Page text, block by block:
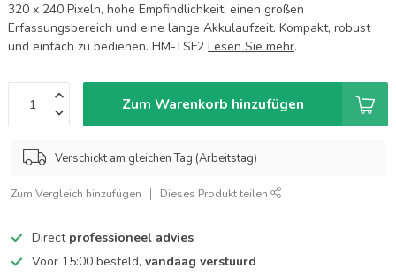
320 x 240 Pixeln, hohe Empfindlichkeit, einen großen
Erfassungsbereich und eine lange Akkulaufzeit. Kompakt, robust
und einfach zu bedienen. HM-TSF2 Lesen Sie mehr.
Zum Warenkorb hinzufügen
Verschickt am gleichen Tag (Arbeitstag)
Zum Vergleich hinzufügen Dieses Produkt teilen
Direct professioneel advies
Voor 15:00 besteld, vandaag verstuurd